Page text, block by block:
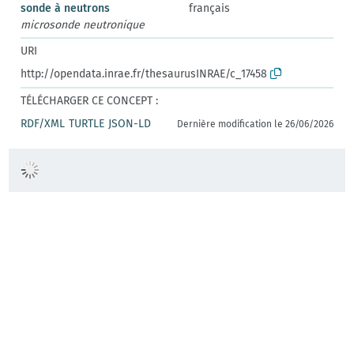
sonde à neutrons
français
microsonde neutronique
URI
http://opendata.inrae.fr/thesaurusINRAE/c_17458
TÉLÉCHARGER CE CONCEPT :
RDF/XML TURTLE JSON-LD Dernière modification le 26/06/2026